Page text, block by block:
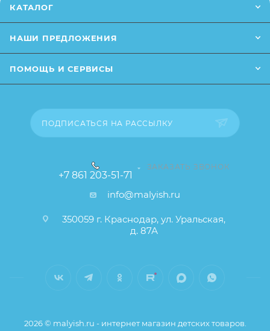
сайте (например, оттенки цветов, незначительные
влияющие на основные потребительские свойства
свойства и иные существенные элементы товара и
КАТАЛОГ
НАШИ ПРЕДЛОЖЕНИЯ
ПОМОЩЬ И СЕРВИСЫ
ПОДПИСАТЬСЯ НА РАССЫЛКУ
+7 861 203-51-71
ЗАКАЗАТЬ ЗВОНОК
info@malyish.ru
350059 г. Краснодар, ул. Уральская,
д. 87А
2026 © malyish.ru - интернет магазин детских товаров.